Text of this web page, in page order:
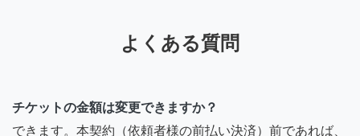
よくある質問
チケットの金額は変更できますか？
できます。本契約（依頼者様の前払い決済）前であれば、